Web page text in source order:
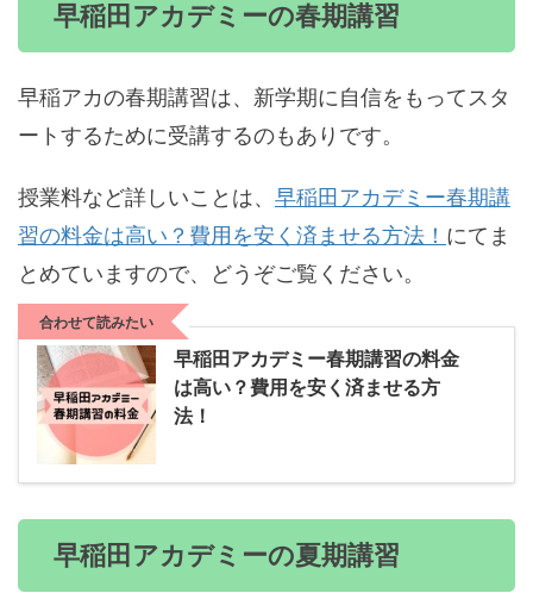
早稲田アカデミーの春期講習
早稲アカの春期講習は、新学期に自信をもってスタ
ートするために受講するのもありです。
授業料など詳しいことは、 早稲田アカデミー春期講
習の料金は高い？費用を安く済ませる方法！ にてま
とめていますので、どうぞご覧ください。
合わせて読みたい
早稲田アカデミー春期講習の料金
は高い？費用を安く済ませる方
法！
早稲田アカデミーの夏期講習